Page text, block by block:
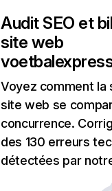
Audit SEO et
site web
Voyez comment la
site web se
concurrence.
des 130 erreurs
détectées par